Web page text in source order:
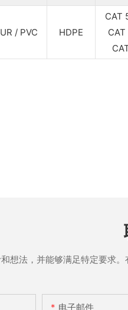
/ PVC HDPE
CAT
CAT
想法，并能够满足特定要求
电子邮件